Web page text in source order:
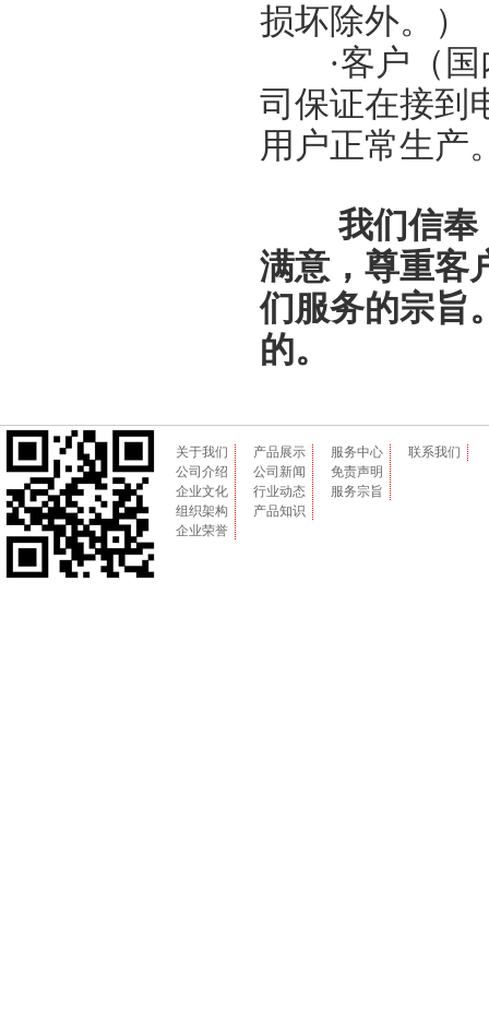
损坏除外。）
·客户（
司保证在接到
用户正常生产
我们信奉
满意，尊重客
们服务的宗旨
的。
关于我们
公司介绍
企业文化
组织架构
企业荣誉
产品展示
公司新闻
行业动态
产品知识
服务中心
免责声明
服务宗旨
联系我们